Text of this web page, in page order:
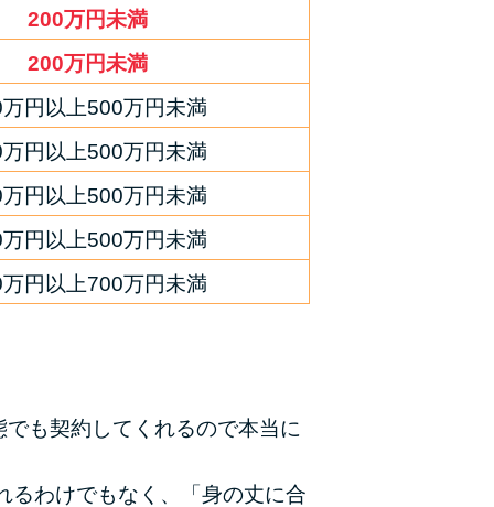
200万円未満
200万円未満
円以上500万円未満
円以上500万円未満
円以上500万円未満
円以上500万円未満
円以上700万円未満
も契約してくれるので本当に
るわけでもなく、「身の丈に合